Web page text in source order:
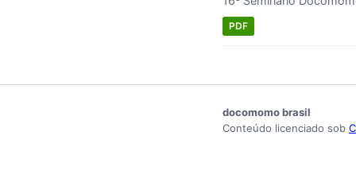
PDF
docomomo brasil
Conteúdo licenciado sob